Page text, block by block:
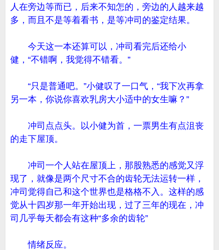
人在旁边等而已，后来不知怎的，旁边的人越来越
多，而且不是等着看书，是等冲司的鉴定结果。
今天这一本还算可以，冲司看完后还给小
健，“不错啊，我觉得不错看。”
“只是普通吧。”小健叹了一口气，“我下次再拿
另一本，你说你喜欢乳房大小适中的女生嘛？”
冲司点点头。以小健为首，一票男生有点沮丧
的走下屋顶。
冲司一个人站在屋顶上，那股熟悉的感觉又浮
现了，就像是两个尺寸不合的齿轮无法运转一样，
冲司觉得自己和这个世界也是格格不入。这样的感
觉从十四岁那一年开始出现，过了三年的现在，冲
司几乎每天都会有这种“多余的齿轮”
情绪反应。